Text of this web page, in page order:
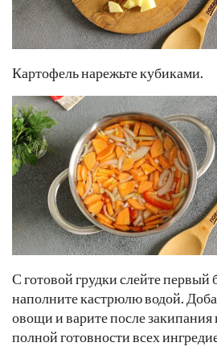
Картофель нарежьте кубиками.
С готовой грудки слейте первый
наполните кастрюлю водой.
овощи и варите после
полной готовности всех